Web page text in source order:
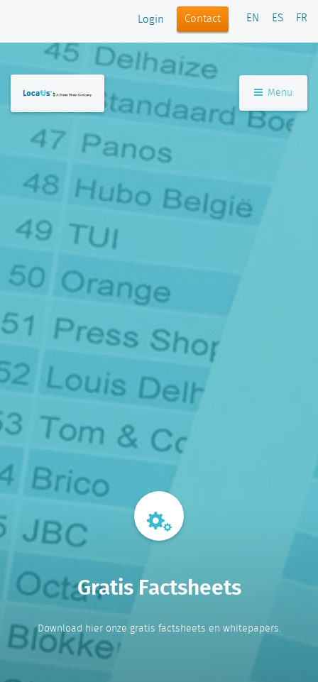
Login Contact EN ES FR
Menu
Gratis Factsheets
Download hier onze gratis factsheets en whitepapers.